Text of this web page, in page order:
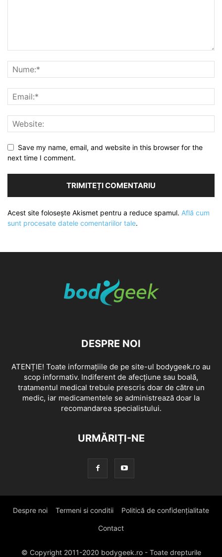
Save my name, email, and website in this browser for the
next time I comment.
Acest site folosește Akismet pentru a reduce spamul. Află cum
sunt procesate datele comentariilor tale.
DESPRE NOI
ATENȚIE! Toate informațiile de pe site-ul bodygeek.ro au
scop informativ. Indiferent de afecțiune sau boală,
tratamentul medical trebuie prescris doar de către un
medic, iar medicamentele se administrează doar la
recomandarea specialistului.
URMĂRIȚI-NE
Despre noi Termeni si conditii Politică de confidențialitate
Contact
© Copyright 2011-2020 bodygeek.ro - Toate drepturile